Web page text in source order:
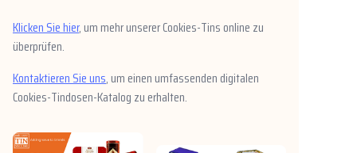
Klicken Sie hier, um mehr unserer Cookies-Tins online zu
überprüfen.
Kontaktieren Sie uns, um einen umfassenden digitalen
Cookies-Tindosen-Katalog zu erhalten.